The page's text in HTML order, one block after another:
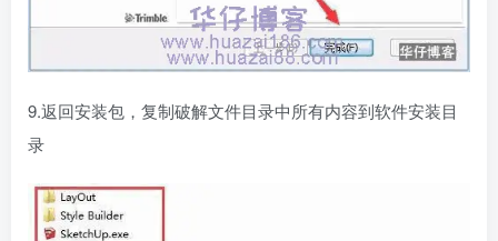
9.返回安装包，复制破解文件目录中所有内容到软件安装目
录